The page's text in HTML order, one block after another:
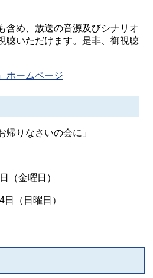
め、放送の音源及びシナリオ
聴いただけます。是非、御視聴
ホームページ
りなさいの会に」
（金曜日）
（日曜日）